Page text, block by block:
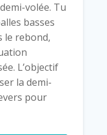
volée. Tu
basses
le rebond,
L’objectif
la demi-
pour